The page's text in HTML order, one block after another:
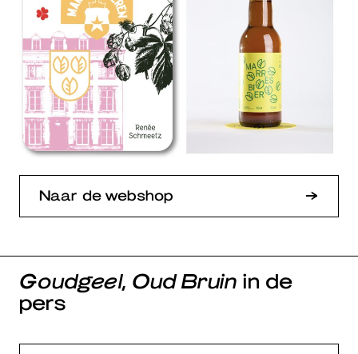
Naar de webshop
Goudgeel, Oud Bruin in de
pers